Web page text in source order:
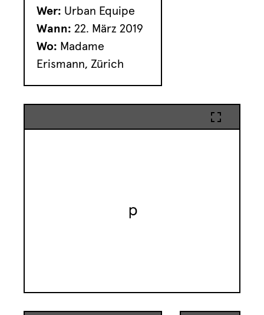
Wer: Urban Equipe
Wann: 22. März 2019
Wo: Madame
Erismann, Zürich